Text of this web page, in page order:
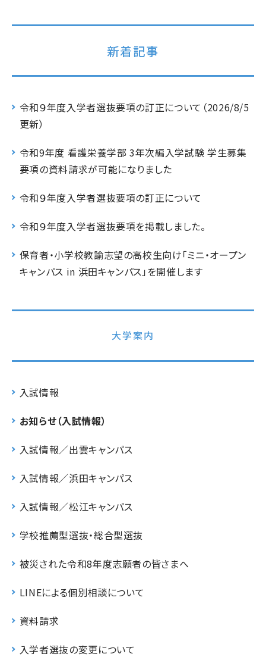
新着記事
令和９年度入学者選抜要項の訂正について（2026/8/5
更新）
令和9年度 看護栄養学部 3年次編入学試験 学生募集
要項の資料請求が可能になりました
令和９年度入学者選抜要項の訂正について
令和９年度入学者選抜要項を掲載しました。
保育者・小学校教諭志望の高校生向け「ミニ・オープン
キャンパス in 浜田キャンパス」を開催します
大学案内
入試情報
お知らせ（入試情報）
入試情報／出雲キャンパス
入試情報／浜田キャンパス
入試情報／松江キャンパス
学校推薦型選抜・総合型選抜
被災された令和8年度志願者の皆さまへ
LINEによる個別相談について
資料請求
入学者選抜の変更について